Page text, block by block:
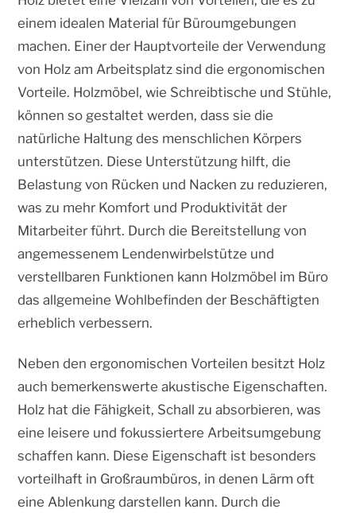
einem idealen Material für Büroumgebungen
machen. Einer der Hauptvorteile der Verwendung
von Holz am Arbeitsplatz sind die ergonomischen
Vorteile. Holzmöbel, wie Schreibtische und Stühle,
können so gestaltet werden, dass sie die
natürliche Haltung des menschlichen Körpers
unterstützen. Diese Unterstützung hilft, die
Belastung von Rücken und Nacken zu reduzieren,
was zu mehr Komfort und Produktivität der
Mitarbeiter führt. Durch die Bereitstellung von
angemessenem Lendenwirbelstütze und
verstellbaren Funktionen kann Holzmöbel im Büro
das allgemeine Wohlbefinden der Beschäftigten
erheblich verbessern.
Neben den ergonomischen Vorteilen besitzt Holz
auch bemerkenswerte akustische Eigenschaften.
Holz hat die Fähigkeit, Schall zu absorbieren, was
eine leisere und fokussiertere Arbeitsumgebung
schaffen kann. Diese Eigenschaft ist besonders
vorteilhaft in Großraumbüros, in denen Lärm oft
eine Ablenkung darstellen kann. Durch die